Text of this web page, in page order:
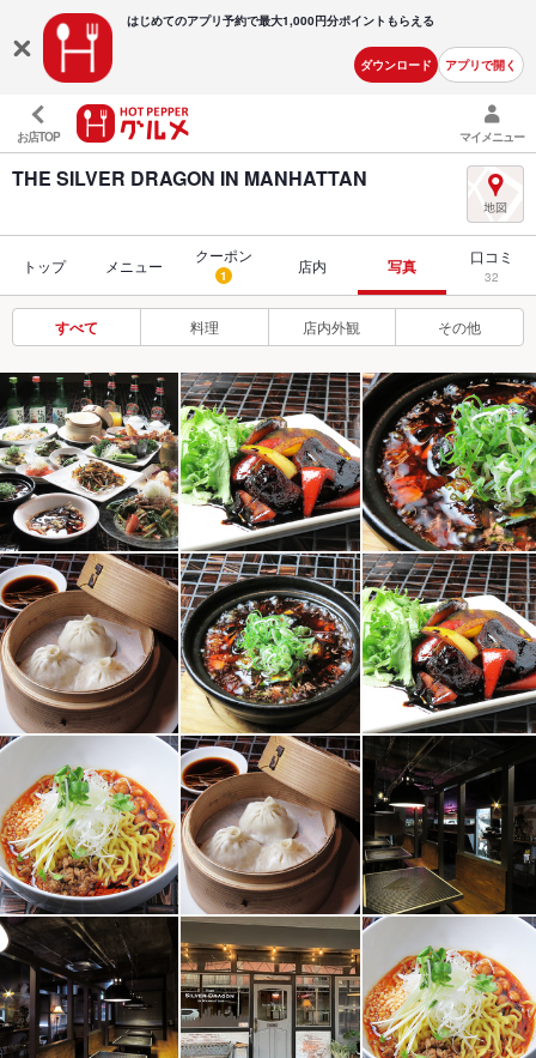
はじめてのアプリ予約で最大1,000円分ポイントもらえる
ダウンロード アプリで開く
お店TOP マイメニュー
THE SILVER DRAGON IN MANHATTAN
トップ メニュー
クーポン
1 店内 写真 口コミ
32
すべて 料理 店内外観 その他